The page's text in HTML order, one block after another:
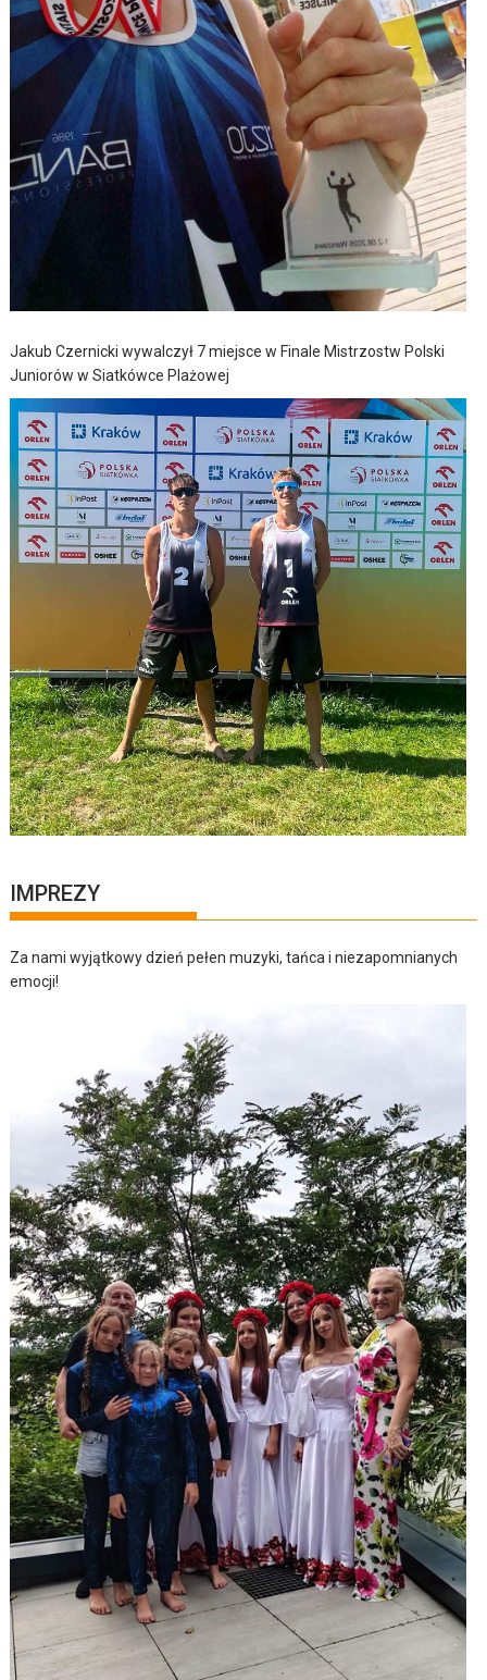
Jakub Czernicki wywalczył 7 miejsce w Finale Mistrzostw Polski
Juniorów w Siatkówce Plażowej
IMPREZY
Za nami wyjątkowy dzień pełen muzyki, tańca i niezapomnianych
emocji!